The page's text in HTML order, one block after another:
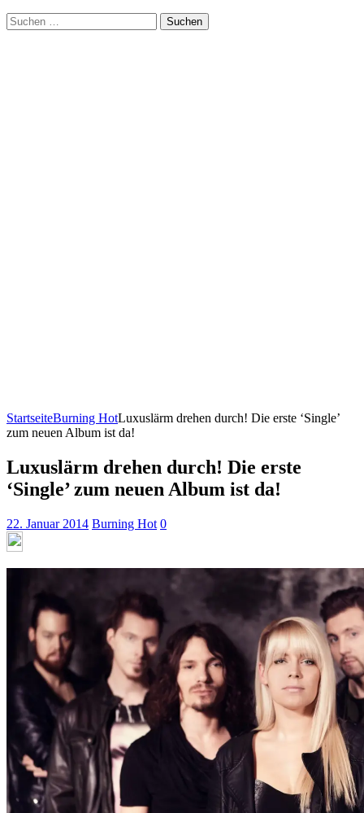
Suchen
nach:
StartseiteBurning HotLuxuslärm drehen durch! Die erste ‘Single’
zum neuen Album ist da!
Luxuslärm drehen durch! Die erste
‘Single’ zum neuen Album ist da!
22. Januar 2014 Burning Hot 0